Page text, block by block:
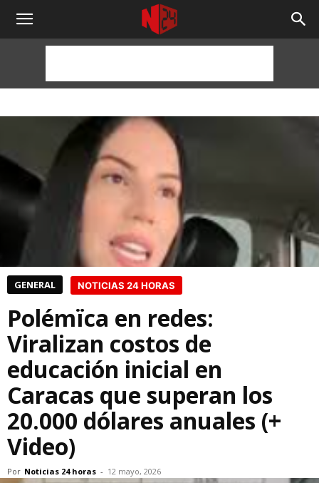
NOTICIAS
HORAS
GENERAL NOTICIAS 24 HORAS
Polémïca en redes:
Viralizan costos de
educación inicial en
Caracas que superan los
20.000 dólares anuales (+
Video)
Por Noticias 24 horas - 12 mayo, 2026